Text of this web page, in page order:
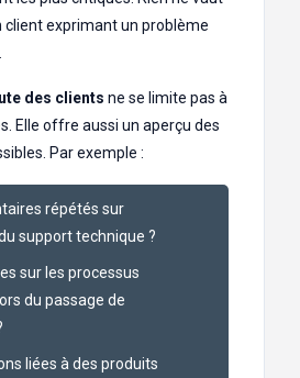
client exprimant un problème
des clients ne se limite pas à
Elle offre aussi un aperçu des
Par exemple :
répétés sur
support technique ?
sur les processus
du passage de
liées à des produits